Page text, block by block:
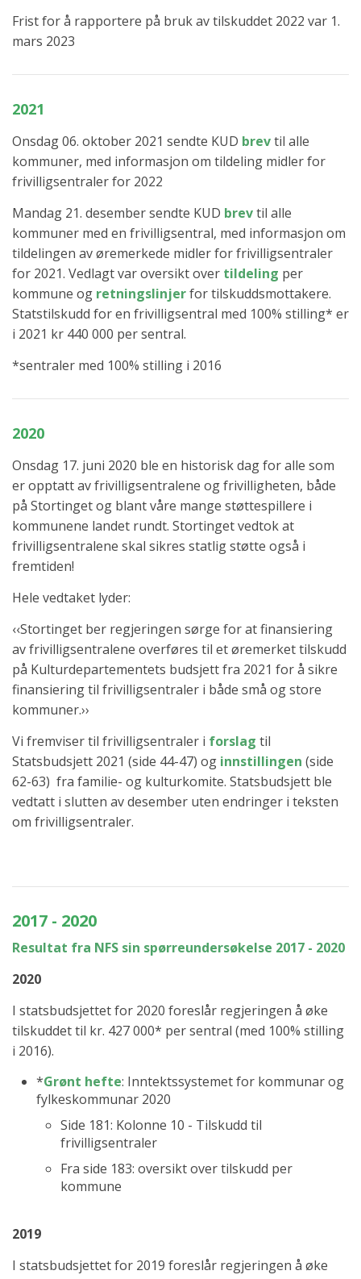
Frist for å rapportere på bruk av tilskuddet 2022 var 1.
mars 2023
2021
Onsdag 06. oktober 2021 sendte KUD brevtil alle
kommuner, med informasjon om tildeling midler for
frivilligsentraler for 2022
Mandag 21. desember sendte KUD brevtil alle
kommuner med en frivilligsentral, med informasjon om
tildelingen av øremerkede midler for frivilligsentraler
for 2021. Vedlagt var oversikt over tildeling per
kommune og retningslinjerfor tilskuddsmottakere.
Statstilskudd for en frivilligsentral med 100% stilling* er
i 2021 kr 440 000 per sentral.
*sentraler med 100% stilling i 2016
2020
Onsdag 17. juni 2020 ble en historisk dag for alle som
er opptatt av frivilligsentralene og frivilligheten, både
på Stortinget og blant våre mange støttespillere i
kommunene landet rundt. Stortinget vedtok at
frivilligsentralene skal sikres statlig støtte også i
fremtiden!
Hele vedtaket lyder:
‹‹Stortinget ber regjeringen sørge for at finansiering
av frivilligsentralene overføres til et øremerket tilskudd
på Kulturdepartementets budsjett fra 2021 for å sikre
finansiering til frivilligsentraler i både små og store
kommuner.››
Vi fremviser til frivilligsentraler i forslag til
Statsbudsjett 2021 (side 44-47) og innstillingen (side
62-63) fra familie- og kulturkomite. Statsbudsjett ble
vedtatt i slutten av desember uten endringer i teksten
om frivilligsentraler.
2017 - 2020
Resultat fra NFS sin spørreundersøkelse 2017 - 2020
2020
I statsbudsjettet for 2020 foreslår regjeringen å øke
tilskuddet til kr. 427 000* per sentral (med 100% stilling
i 2016).
*Grønt hefte: Inntektssystemet for kommunar og
fylkeskommunar 2020
Side 181: Kolonne 10 - Tilskudd til
frivilligsentraler
Fra side 183: oversikt over tilskudd per
kommune
2019
I statsbudsjettet for 2019 foreslår regjeringen å øke